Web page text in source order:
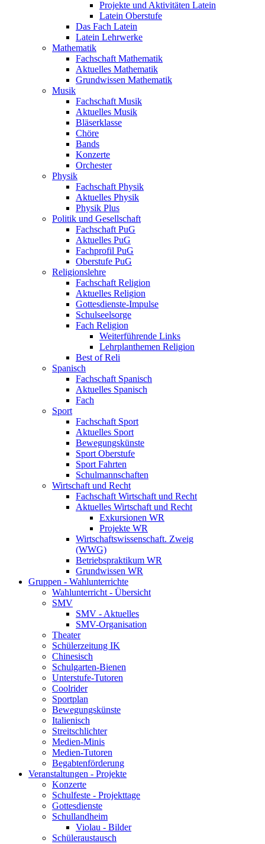
Projekte und Aktivitäten Latein
Latein Oberstufe
Das Fach Latein
Latein Lehrwerke
Mathematik
Fachschaft Mathematik
Aktuelles Mathematik
Grundwissen Mathematik
Musik
Fachschaft Musik
Aktuelles Musik
Bläserklasse
Chöre
Bands
Konzerte
Orchester
Physik
Fachschaft Physik
Aktuelles Physik
Physik Plus
Politik und Gesellschaft
Fachschaft PuG
Aktuelles PuG
Fachprofil PuG
Oberstufe PuG
Religionslehre
Fachschaft Religion
Aktuelles Religion
Gottesdienste-Impulse
Schulseelsorge
Fach Religion
Weiterführende Links
Lehrplanthemen Religion
Best of Reli
Spanisch
Fachschaft Spanisch
Aktuelles Spanisch
Fach
Sport
Fachschaft Sport
Aktuelles Sport
Bewegungskünste
Sport Oberstufe
Sport Fahrten
Schulmannschaften
Wirtschaft und Recht
Fachschaft Wirtschaft und Recht
Aktuelles Wirtschaft und Recht
Exkursionen WR
Projekte WR
Wirtschaftswissenschaft. Zweig
(WWG)
Betriebspraktikum WR
Grundwissen WR
Gruppen - Wahlunterrichte
Wahlunterricht - Übersicht
SMV
SMV - Aktuelles
SMV-Organisation
Theater
Schülerzeitung IK
Chinesisch
Schulgarten-Bienen
Unterstufe-Tutoren
Coolrider
Sportplan
Bewegungskünste
Italienisch
Streitschlichter
Medien-Minis
Medien-Tutoren
Begabtenförderung
Veranstaltungen - Projekte
Konzerte
Schulfeste - Projekttage
Gottesdienste
Schullandheim
Violau - Bilder
Schüleraustausch